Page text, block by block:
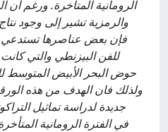
الرومانية المتأخرة. ورغم أن
والرمزية تشير إلى وجود
فإن بعض عناصرها تستدعي
للفن البيزنطي والتي
حوض البحر الأبيض المتوسط
ولذلك فان الهدف من هذه
جديدة لدراسة تماثيل
في الفترة الرومانية